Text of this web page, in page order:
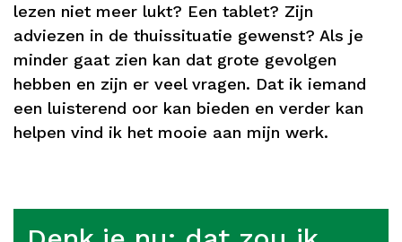
lezen niet meer lukt? Een tablet? Zijn
adviezen in de thuissituatie gewenst? Als je
minder gaat zien kan dat grote gevolgen
hebben en zijn er veel vragen. Dat ik iemand
een luisterend oor kan bieden en verder kan
helpen vind ik het mooie aan mijn werk.